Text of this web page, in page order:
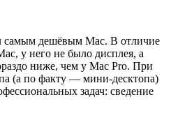
самым дешёвым Mac. В отличие
у него не было дисплея, а
ниже, чем у Mac Pro. При
(а по факту — мини-десктопа)
задач: сведение